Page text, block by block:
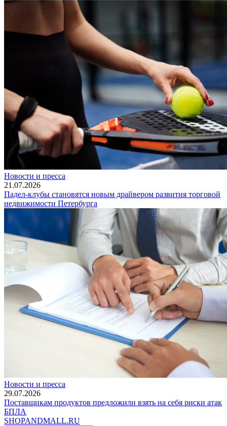
Новости и пресса
21.07.2026
Падел-клубы становятся новым драйвером развития торговой
недвижимости Петербурга
Новости и пресса
29.07.2026
Поставщикам продуктов предложили взять на себя риски атак
БПЛА
SHOPANDMALL.RU